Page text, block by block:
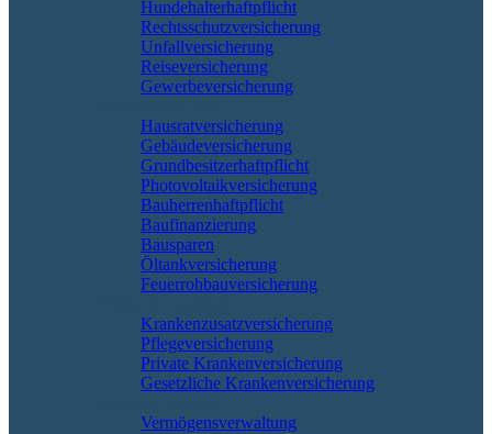
Hundehalterhaftpflicht
Rechtsschutzversicherung
Unfallversicherung
Reiseversicherung
Gewerbeversicherung
Hausratversicherung
Gebäudeversicherung
Grundbesitzerhaftpflicht
Photovoltaikversicherung
Bauherrenhaftpflicht
Baufinanzierung
Bausparen
Öltankversicherung
Feuerrohbauversicherung
Krankenzusatzversicherung
Pflegeversicherung
Private Krankenversicherung
Gesetzliche Krankenversicherung
Vermögensverwaltung